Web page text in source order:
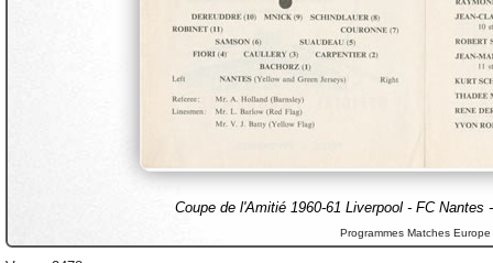
Coupe de l'Amitié 1960-61 Liverpool - FC Nantes
Programmes Matches Europe